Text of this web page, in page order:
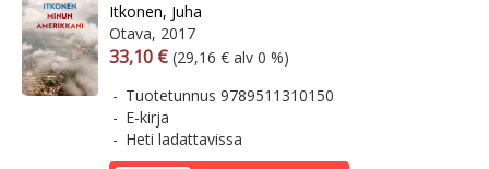
Itkonen, Juha
Otava, 2017
Arvonlisäverollinen hinta
33,10 € Arvonlisäveroton hinta
(29,16 € alv 0 %)
Tuotetunnus 9789511310150
E-kirja
Heti ladattavissa